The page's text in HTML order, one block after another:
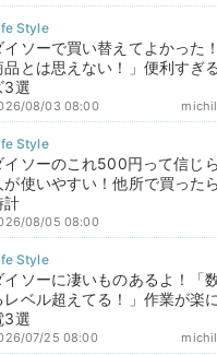
イソーで買い替えてよかった
品とは思えない！」便利すぎ
3選
08/03 08:00
イソーのこれ500円って信じ
が使いやすい！他所で買った
計
08/05 08:00
イソーに凄いものあるよ！「
レベル超えてる！」作業が楽
3選
07/25 08:00